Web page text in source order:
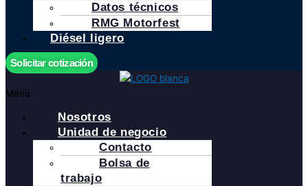
Datos técnicos
RMG Motorfest
Diésel ligero
Solicitar cotización
Menú
Nosotros
Unidad de negocio
Contacto
Bolsa de
trabajo